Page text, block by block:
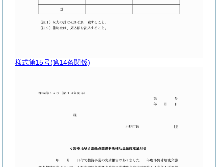
様式第15号(第14条関係)